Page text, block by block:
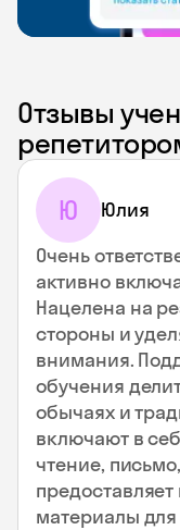
Отзывы
Ю Юлия
Очень
активно
Нацелена на
стороны и
внимания.
обучения
обычаях и
включают в
чтение,
материалы